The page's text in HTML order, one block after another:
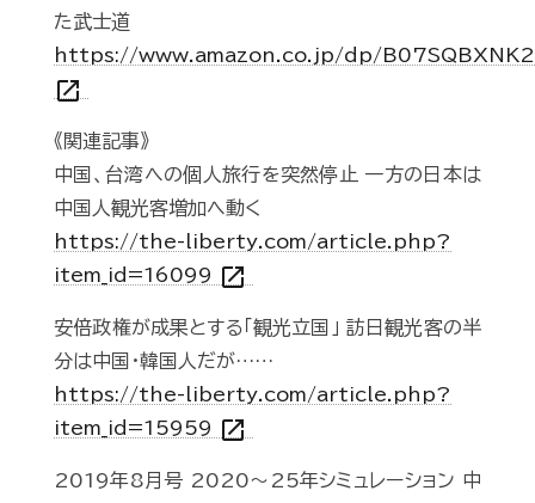
た武士道
https://www.amazon.co.jp/dp/B07SQBXNK2/
open_in_new
《関連記事》
中国、台湾への個人旅行を突然停止 一方の日本は
中国人観光客増加へ動く
https://the-liberty.com/article.php?
item_id=16099 open_in_new
安倍政権が成果とする「観光立国」 訪日観光客の半
分は中国・韓国人だが……
https://the-liberty.com/article.php?
item_id=15959 open_in_new
2019年8月号 2020～25年シミュレーション 中